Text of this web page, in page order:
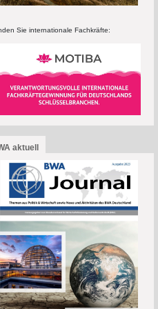
Sie internationale Fachkräfte:
aktuell